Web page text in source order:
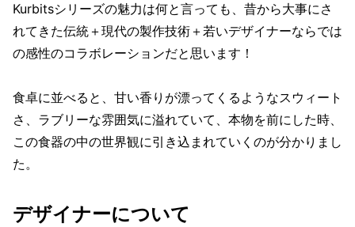
Kurbitsシリーズの魅力は何と言っても、昔から大事にさ
れてきた伝統＋現代の製作技術＋若いデザイナーならでは
の感性のコラボレーションだと思います！
食卓に並べると、甘い香りが漂ってくるようなスウィート
さ、ラブリーな雰囲気に溢れていて、本物を前にした時、
この食器の中の世界観に引き込まれていくのが分かりまし
た。
デザイナーについて